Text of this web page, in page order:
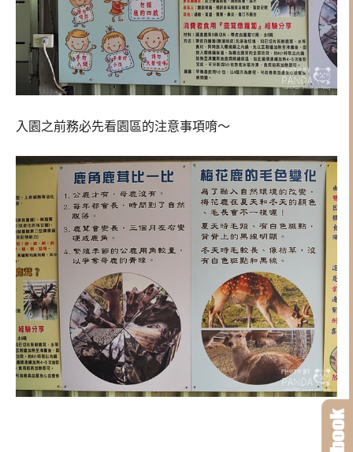
入園之前務必先看園區的注意事項唷～